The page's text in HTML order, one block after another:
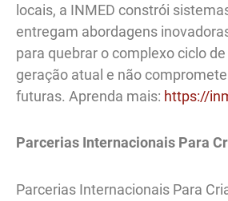
locais, a INMED constrói
entregam abordagens
para quebrar o complexo ciclo
geração atual e não
futuras. Aprenda mais: https://
Parcerias Internacionais Para
Parcerias Internacionais Para